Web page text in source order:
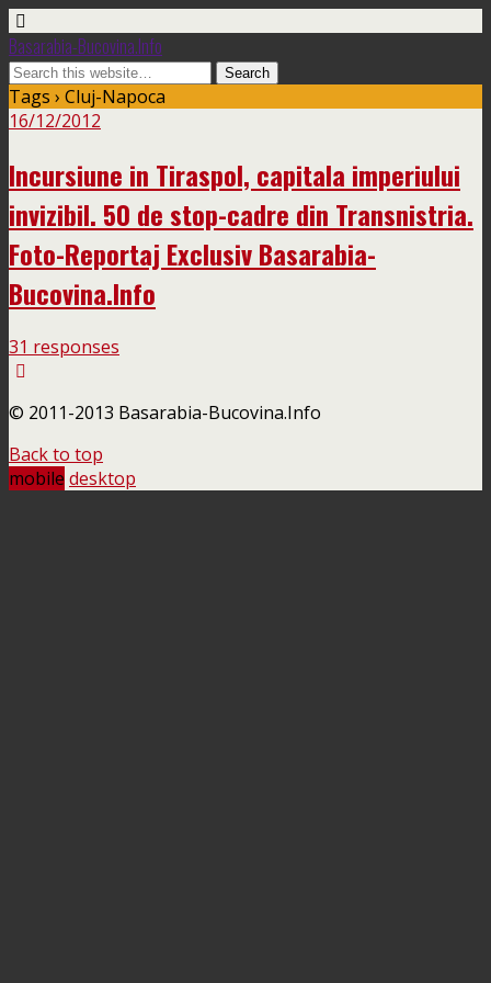
Basarabia-Bucovina.Info
Tags › Cluj-Napoca
16/12/2012
Incursiune in Tiraspol, capitala imperiului
invizibil. 50 de stop-cadre din Transnistria.
Foto-Reportaj Exclusiv Basarabia-
Bucovina.Info
31 responses
© 2011-2013 Basarabia-Bucovina.Info
Back to top
mobile desktop